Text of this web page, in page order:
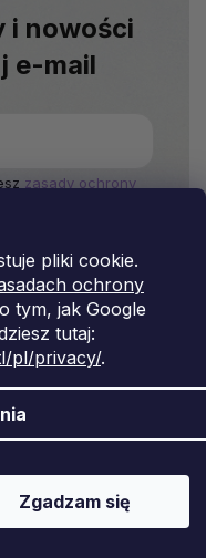
pliki cookie.
ochrony
tym, jak Google
tutaj:
pl/privacy/.
Zgadzam się
i nowości
e-mail
zasady ochrony